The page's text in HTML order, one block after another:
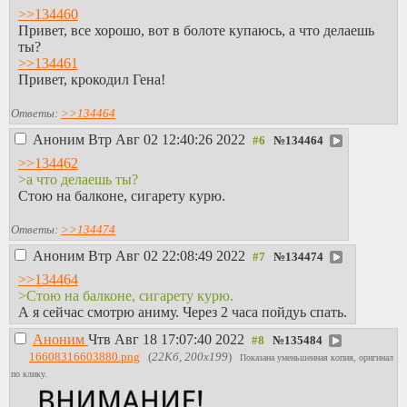
водяной я водяной
водяной я водяной
я водяной я
я водяной я
водяной я водяной
я водяной я
водяной я водяной
я водяной я
водяной я водяной
>>134460
Привет, все хорошо, вот в болоте купаюсь, а что делаешь
ты?
>>134461
Привет, крокодил Гена!
Ответы: >>134464
Аноним Втр Авг 02 12:40:26 2022 №134464
>>134462
>а что делаешь ты?
Стою на балконе, сигарету курю.
Ответы: >>134474
Аноним Втр Авг 02 22:08:49 2022 №134474
>>134464
>Стою на балконе, сигарету курю.
А я сейчас смотрю аниму. Через 2 часа пойдуь спать.
Аноним Чтв Авг 18 17:07:40 2022 №135484
16608316603880.png (22Кб, 200x199)
Показана уменьшенная копия, оригинал
по клику.